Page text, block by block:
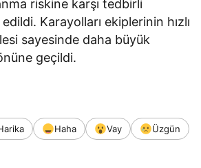
riskine karşı tedbirli
Karayolları ekiplerinin hızlı
sayesinde daha büyük
geçildi.
Haha Vay
Üzgün